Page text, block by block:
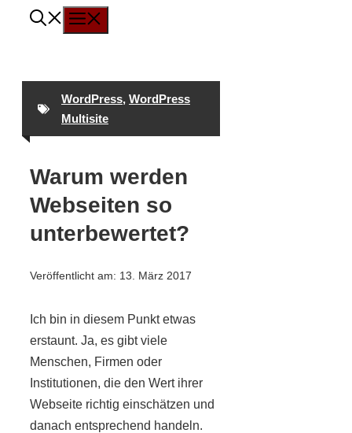
Zum
WordPress, WordPress
Multisite
Warum werden
Webseiten so
unterbewertet?
Veröffentlicht am: 13. März 2017
Ich bin in diesem Punkt etwas
erstaunt. Ja, es gibt viele
Menschen, Firmen oder
Institutionen, die den Wert ihrer
Webseite richtig einschätzen und
danach entsprechend handeln.